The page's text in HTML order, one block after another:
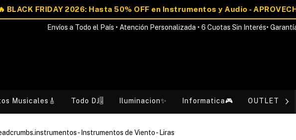
Envíos a Todo el País • Atención Personalizada • 6 Cuotas Sin Interés•
Musicales🎸 Todo DJ🎚️ Iluminacion✨ Informatica🎮 OUTLET💰
- Instrumentos de Viento- Liras